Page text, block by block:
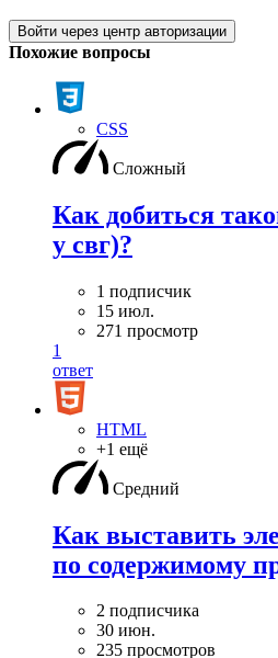
Войти через центр авторизации
Похожие вопросы
CSS
Сложный
Как добиться
у свг)?
1 подписчик
15 июл.
271 просмотр
1
ответ
HTML
+1 ещё
Средний
Как выставить
по содержимому
2 подписчика
30 июн.
235 просмотров